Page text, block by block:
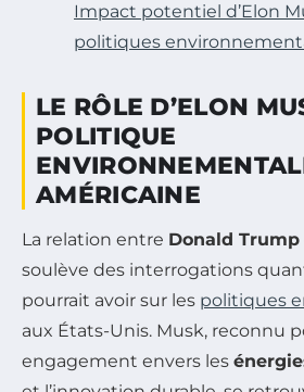
Impact potentiel d’Elon
politiques
LE RÔLE D’ELON
POLITIQUE
AMÉRICAINE
La relation entre Donald Trump
soulève des interrogations
pourrait avoir sur les politiques
aux États-Unis. Musk, reconnu
engagement envers les